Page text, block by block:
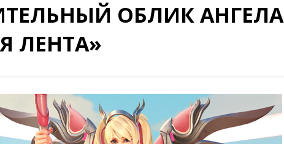
ОБЛИК АНГЕЛА
ЛЕНТА»